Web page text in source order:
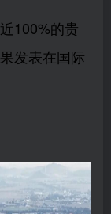
100%的贵
发表在国际